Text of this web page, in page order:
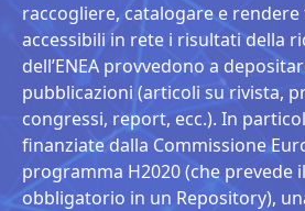
raccogliere, catalogare e
accessibili in rete i risultati della
dell’ENEA provvedono a
pubblicazioni (articoli su rivista,
congressi, report, ecc.). In
finanziate dalla Commissione
programma H2020 (che prevede
obbligatorio in un Repository),